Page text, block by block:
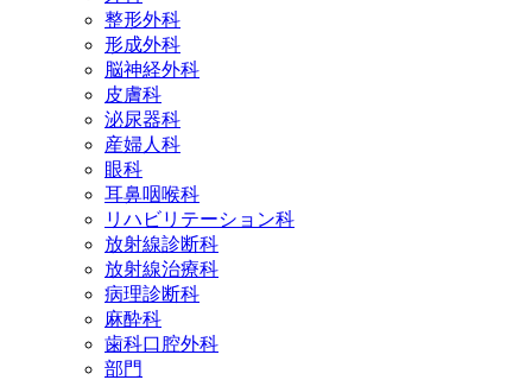
整形外科
形成外科
脳神経外科
皮膚科
泌尿器科
産婦人科
眼科
耳鼻咽喉科
リハビリテーション科
放射線診断科
放射線治療科
病理診断科
麻酔科
歯科口腔外科
部門